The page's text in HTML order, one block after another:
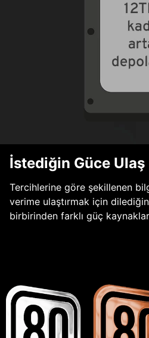
İstediğin Güce Ulaş
Tercihlerine göre şekillenen
verime ulaştırmak için
birbirinden farklı güç